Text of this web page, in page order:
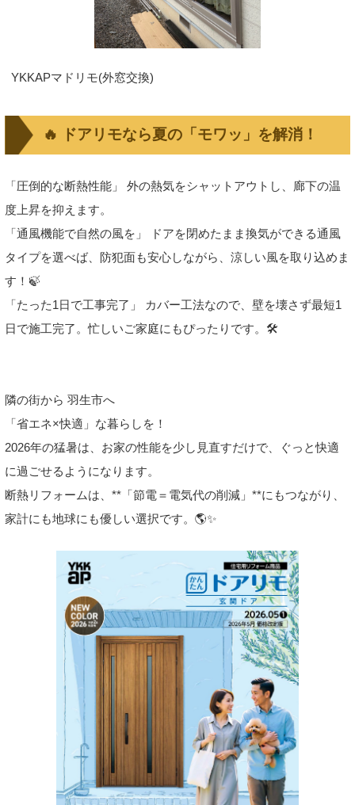
YKKAPマドリモ(外窓交換)
🔥 ドアリモなら夏の「モワッ」を解消！
「圧倒的な断熱性能」 外の熱気をシャットアウトし、廊下の温
度上昇を抑えます。
「通風機能で自然の風を」 ドアを閉めたまま換気ができる通風
タイプを選べば、防犯面も安心しながら、涼しい風を取り込めま
す！🍃
「たった1日で工事完了」 カバー工法なので、壁を壊さず最短1
日で施工完了。忙しいご家庭にもぴったりです。🛠️
隣の街から 羽生市へ
「省エネ×快適」な暮らしを！
2026年の猛暑は、お家の性能を少し見直すだけで、ぐっと快適
に過ごせるようになります。
断熱リフォームは、**「節電＝電気代の削減」**にもつながり、
家計にも地球にも優しい選択です。🌎✨